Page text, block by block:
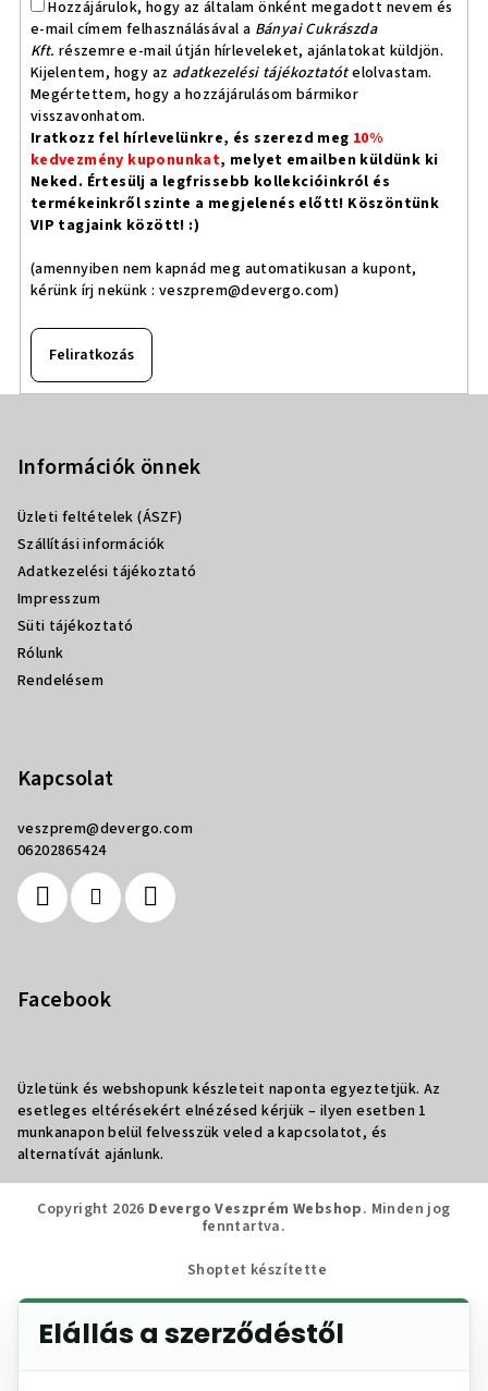
Hozzájárulok, hogy az általam önként megadott nevem és
e-mail címem felhasználásával a Bányai Cukrászda
Kft. részemre e-mail útján hírleveleket, ajánlatokat küldjön.
Kijelentem, hogy az adatkezelési tájékoztatótelolvastam.
Megértettem, hogy a hozzájárulásom bármikor
visszavonhatom.
Iratkozz fel hírlevelünkre, és szerezd meg 10%
kedvezmény kuponunkat, melyet emailben küldünk ki
Neked. Értesülj a legfrissebb kollekcióinkról és
termékeinkről szinte a megjelenés előtt! Köszöntünk
VIP tagjaink között! :)
(amennyiben nem kapnád meg automatikusan a kupont,
kérünk írj nekünk : veszprem@devergo.com)
Feliratkozás
Információk önnek
Üzleti feltételek (ÁSZF)
Szállítási információk
Adatkezelési tájékoztató
Impresszum
Süti tájékoztató
Rólunk
Rendelésem
Kapcsolat
veszprem@devergo.com
06202865424
Facebook
Üzletünk és webshopunk készleteit naponta egyeztetjük. Az
esetleges eltérésekért elnézésed kérjük – ilyen esetben 1
munkanapon belül felvesszük veled a kapcsolatot, és
alternatívát ajánlunk.
Copyright 2026 Devergo Veszprém Webshop. Minden jog
fenntartva.
Shoptet készítette
Elállás a szerződéstől